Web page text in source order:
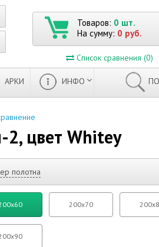
Товаров: 0 шт.
На сумму: 0 руб.
Список сравнения (0)
АРКИ ИНФО
цвет Whitey
полотна
200x70